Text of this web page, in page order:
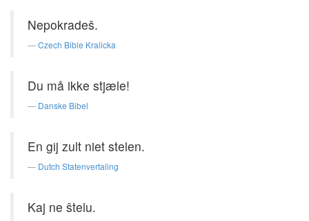
Nepokradeš.
Czech Bible Kralicka
Du må ikke stjæle!
Danske Bibel
En gij zult niet stelen.
Dutch Statenvertaling
Kaj ne ŝtelu.